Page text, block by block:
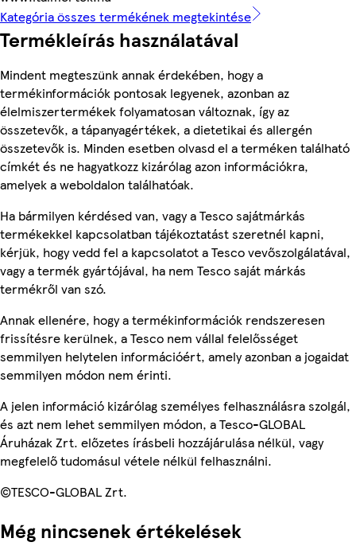
Kategória összes termékének megtekintése
Termékleírás használatával
Mindent megteszünk annak érdekében, hogy a
termékinformációk pontosak legyenek, azonban az
élelmiszertermékek folyamatosan változnak, így az
összetevők, a tápanyagértékek, a dietetikai és allergén
összetevők is. Minden esetben olvasd el a terméken található
címkét és ne hagyatkozz kizárólag azon információkra,
amelyek a weboldalon találhatóak.
Ha bármilyen kérdésed van, vagy a Tesco sajátmárkás
termékekkel kapcsolatban tájékoztatást szeretnél kapni,
kérjük, hogy vedd fel a kapcsolatot a Tesco vevőszolgálatával,
vagy a termék gyártójával, ha nem Tesco saját márkás
termékről van szó.
Annak ellenére, hogy a termékinformációk rendszeresen
frissítésre kerülnek, a Tesco nem vállal felelősséget
semmilyen helytelen információért, amely azonban a jogaidat
semmilyen módon nem érinti.
A jelen információ kizárólag személyes felhasználásra szolgál,
és azt nem lehet semmilyen módon, a Tesco-GLOBAL
Áruházak Zrt. előzetes írásbeli hozzájárulása nélkül, vagy
megfelelő tudomásul vétele nélkül felhasználni.
©TESCO-GLOBAL Zrt.
Még nincsenek értékelések